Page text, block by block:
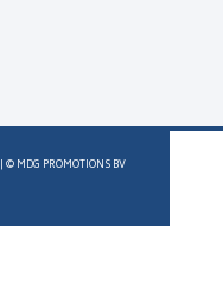
| © MDG PROMOTIONS BV